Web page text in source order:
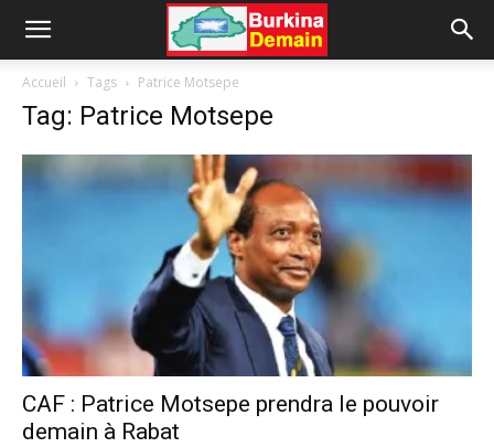
Accueil Tags Patrice Motsepe
Tag: Patrice Motsepe
CAF : Patrice Motsepe prendra le pouvoir
demain à Rabat